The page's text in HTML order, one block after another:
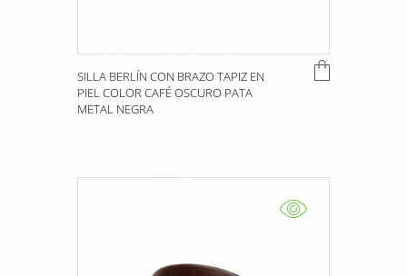
SILLA BERLÍN CON BRAZO TAPIZ EN
PIEL COLOR CAFÉ OSCURO PATA
METAL NEGRA